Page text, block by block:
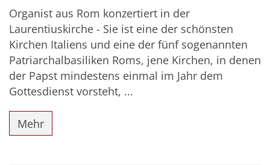
Organist aus Rom konzertiert in der
Laurentiuskirche - Sie ist eine der schönsten
Kirchen Italiens und eine der fünf sogenannten
Patriarchalbasiliken Roms, jene Kirchen, in denen
der Papst mindestens einmal im Jahr dem
Gottesdienst vorsteht, ...
Mehr